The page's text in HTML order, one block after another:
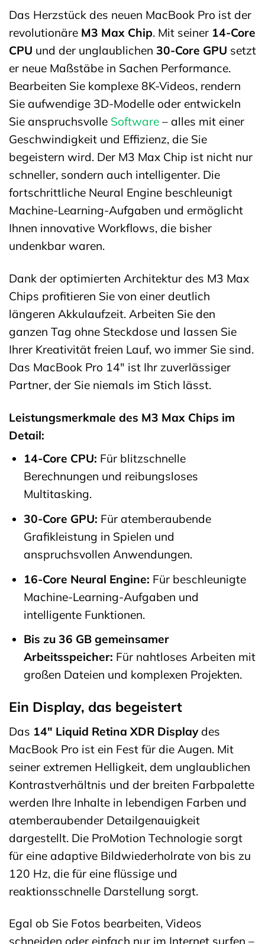
Das Herzstück des neuen MacBook Pro ist der
revolutionäre M3 Max Chip. Mit seiner 14-Core
CPU und der unglaublichen 30-Core GPU setzt
er neue Maßstäbe in Sachen Performance.
Bearbeiten Sie komplexe 8K-Videos, rendern
Sie aufwendige 3D-Modelle oder entwickeln
Sie anspruchsvolle Software – alles mit einer
Geschwindigkeit und Effizienz, die Sie
begeistern wird. Der M3 Max Chip ist nicht nur
schneller, sondern auch intelligenter. Die
fortschrittliche Neural Engine beschleunigt
Machine-Learning-Aufgaben und ermöglicht
Ihnen innovative Workflows, die bisher
undenkbar waren.
Dank der optimierten Architektur des M3 Max
Chips profitieren Sie von einer deutlich
längeren Akkulaufzeit. Arbeiten Sie den
ganzen Tag ohne Steckdose und lassen Sie
Ihrer Kreativität freien Lauf, wo immer Sie sind.
Das MacBook Pro 14″ ist Ihr zuverlässiger
Partner, der Sie niemals im Stich lässt.
Leistungsmerkmale des M3 Max Chips im
Detail:
14-Core CPU: Für blitzschnelle
Berechnungen und reibungsloses
Multitasking.
30-Core GPU: Für atemberaubende
Grafikleistung in Spielen und
anspruchsvollen Anwendungen.
16-Core Neural Engine: Für beschleunigte
Machine-Learning-Aufgaben und
intelligente Funktionen.
Bis zu 36 GB gemeinsamer
Arbeitsspeicher: Für nahtloses Arbeiten mit
großen Dateien und komplexen Projekten.
Ein Display, das begeistert
Das 14″ Liquid Retina XDR Displaydes
MacBook Pro ist ein Fest für die Augen. Mit
seiner extremen Helligkeit, dem unglaublichen
Kontrastverhältnis und der breiten Farbpalette
werden Ihre Inhalte in lebendigen Farben und
atemberaubender Detailgenauigkeit
dargestellt. Die ProMotion Technologie sorgt
für eine adaptive Bildwiederholrate von bis zu
120 Hz, die für eine flüssige und
reaktionsschnelle Darstellung sorgt.
Egal ob Sie Fotos bearbeiten, Videos